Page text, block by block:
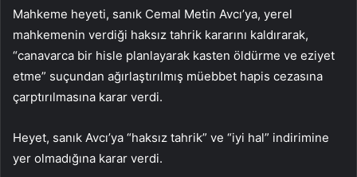
Mahkeme heyeti, sanık Cemal Metin Avcı’ya, yerel
mahkemenin verdiği haksız tahrik kararını kaldırarak,
“canavarca bir hisle planlayarak kasten öldürme ve eziyet
etme” suçundan ağırlaştırılmış müebbet hapis cezasına
çarptırılmasına karar verdi.
Heyet, sanık Avcı’ya “haksız tahrik” ve “iyi hal” indirimine
yer olmadığına karar verdi.